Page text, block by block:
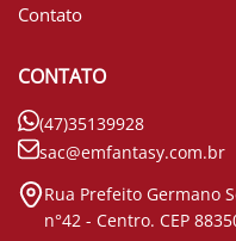
Contato
CONTATO
(47)35139928
sac@emfantasy.com.br
Rua Prefeito Germano
n°42 - Centro. CEP